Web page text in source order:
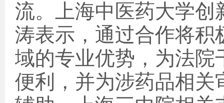
流。上海中医药大学
涛表示，通过合作将积
域的专业优势，为法院
便利，并为涉药品相关